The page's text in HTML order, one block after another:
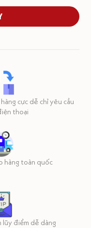
cực dễ chỉ yêu cầu
thoại
hàng toàn quốc
lũy điểm dễ dàng